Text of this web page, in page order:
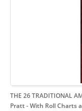
THE 26 TRADITIONAL
Pratt- With Roll Charts